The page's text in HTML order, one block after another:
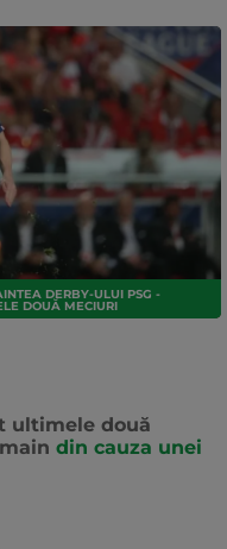
DERBY-ULUI PSG -
DOUĂ MECIURI
ultimele două
din cauza unei